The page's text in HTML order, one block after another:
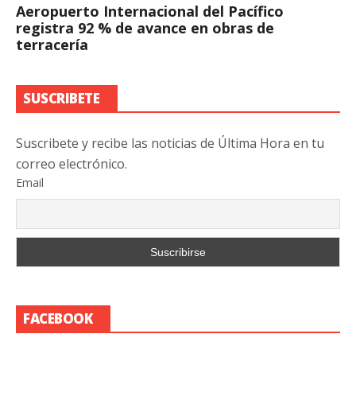
Aeropuerto Internacional del Pacífico
registra 92 % de avance en obras de
terracería
SUSCRIBETE
Suscribete y recibe las noticias de Última Hora en tu
correo electrónico.
Email
FACEBOOK